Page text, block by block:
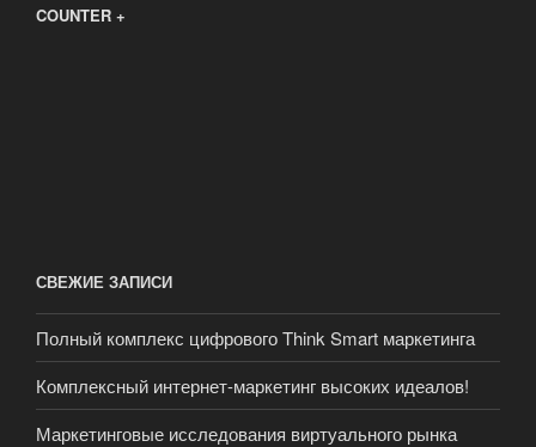
COUNTER +
СВЕЖИЕ ЗАПИСИ
Полный комплекс цифрового Think Smart маркетинга
Комплексный интернет-маркетинг высоких идеалов!
Маркетинговые исследования виртуального рынка